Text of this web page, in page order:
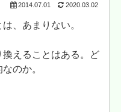
2014.07.01 2020.03.02
、あまりない。
えることはある。ど
のか。